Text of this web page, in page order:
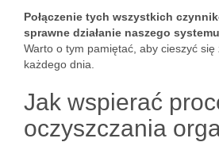
Połączenie tych wszystkich
sprawne działanie naszego
Warto o tym pamiętać, aby cieszyć
każdego dnia.
Jak wspierać
oczyszczania